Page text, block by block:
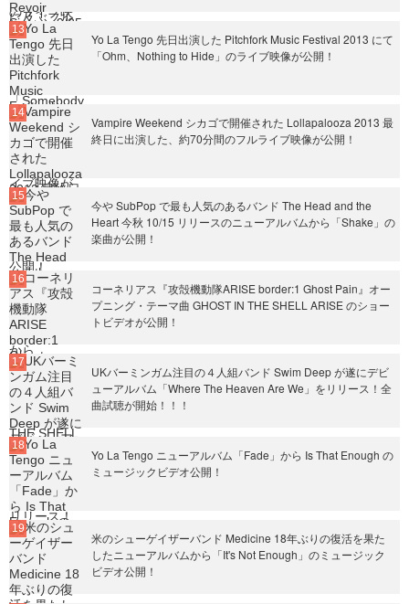
Yo La Tengo 先日出演した Pitchfork Music Festival 2013 にて
「Ohm、Nothing to Hide」のライブ映像が公開！
Vampire Weekend シカゴで開催された Lollapalooza 2013 最
終日に出演した、約70分間のフルライブ映像が公開！
今や SubPop で最も人気のあるバンド The Head and the
Heart 今秋 10/15 リリースのニューアルバムから「Shake」の
楽曲が公開！
コーネリアス『攻殻機動隊ARISE border:1 Ghost Pain』オー
プニング・テーマ曲 GHOST IN THE SHELL ARISE のショー
トビデオが公開！
UKバーミンガム注目の４人組バンド Swim Deep が遂にデビ
ューアルバム「Where The Heaven Are We」をリリース！全
曲試聴が開始！！！
Yo La Tengo ニューアルバム「Fade」から Is That Enough の
ミュージックビデオ公開！
米のシューゲイザーバンド Medicine 18年ぶりの復活を果た
したニューアルバムから「It's Not Enough」のミュージック
ビデオ公開！